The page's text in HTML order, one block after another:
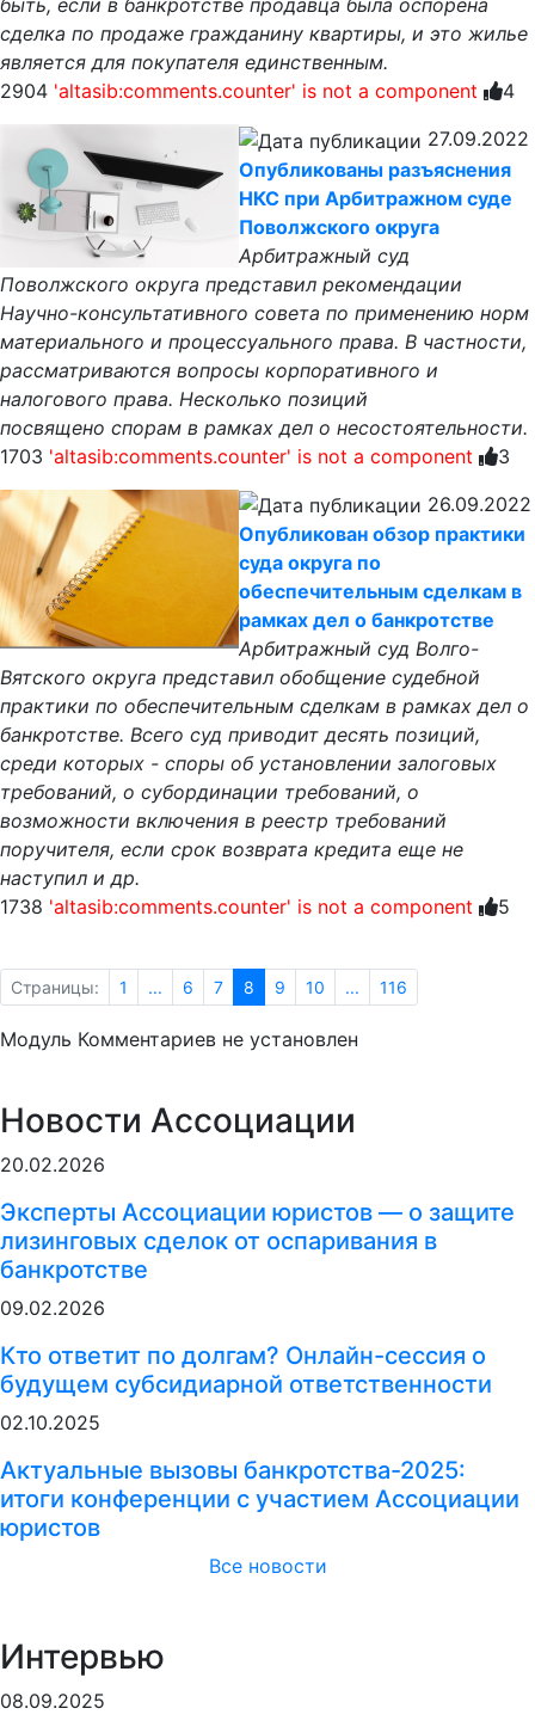
быть, если в банкротстве продавца была оспорена
сделка по продаже гражданину квартиры, и это жилье
является для покупателя единственным.
2904 'altasib:comments.counter' is not a component
4
27.09.2022
Опубликованы разъяснения
НКС при Арбитражном суде
Поволжского округа
Арбитражный суд
Поволжского округа представил рекомендации
Научно-консультативного совета по применению норм
материального и процессуального права. В частности,
рассматриваются вопросы корпоративного и
налогового права. Несколько позиций
посвящено спорам в рамках дел о несостоятельности.
1703 'altasib:comments.counter' is not a component
3
26.09.2022
Опубликован обзор практики
суда округа по
обеспечительным сделкам в
рамках дел о банкротстве
Арбитражный суд Волго-
Вятского округа представил обобщение судебной
практики по обеспечительным сделкам в рамках дел о
банкротстве. Всего суд приводит десять позиций,
среди которых - споры об установлении залоговых
требований, о субординации требований, о
возможности включения в реестр требований
поручителя, если срок возврата кредита еще не
наступил и др.
1738 'altasib:comments.counter' is not a component 5
Страницы: 1 ... 6 7 8 9 10 ... 116
Модуль Комментариев не установлен
Новости Ассоциации
20.02.2026
Эксперты Ассоциации юристов — о защите
лизинговых сделок от оспаривания в
банкротстве
09.02.2026
Кто ответит по долгам? Онлайн-сессия о
будущем субсидиарной ответственности
02.10.2025
Актуальные вызовы банкротства-2025:
итоги конференции с участием Ассоциации
юристов
Все новости
Интервью
08.09.2025